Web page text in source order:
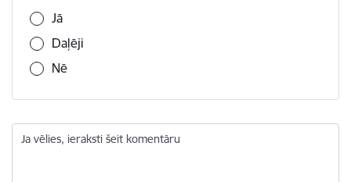
Jā
Daļēji
Nē
Ja vēlies, ieraksti šeit komentāru